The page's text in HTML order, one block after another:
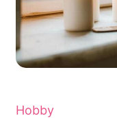
Hobby